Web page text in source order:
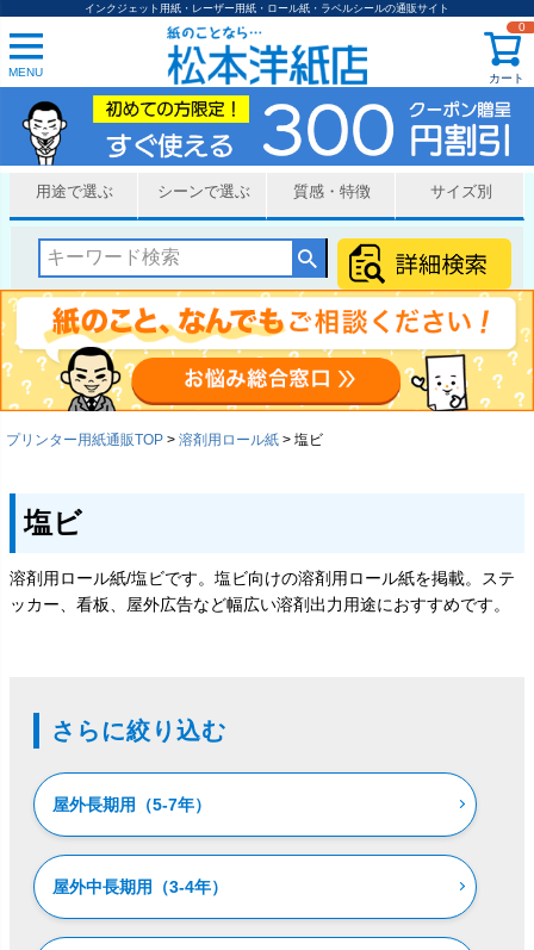
インクジェット用紙・レーザー用紙・ロール紙・ラベルシールの通販サイト
MENU カート
0
用途で選ぶ シーンで選ぶ 質感・特徴 サイズ別
プリンター用紙通販TOP 溶剤用ロール紙 塩ビ
塩ビ
溶剤用ロール紙/塩ビです。塩ビ向けの溶剤用ロール紙を掲載。ステ
ッカー、看板、屋外広告など幅広い溶剤出力用途におすすめです。
さらに絞り込む
屋外長期用（5-7年）
屋外中長期用（3-4年）